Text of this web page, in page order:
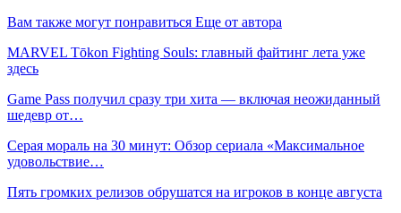
Вам также могут понравиться Еще от автора
MARVEL Tōkon Fighting Souls: главный файтинг лета уже
здесь
Game Pass получил сразу три хита — включая неожиданный
шедевр от…
Серая мораль на 30 минут: Обзор сериала «Максимальное
удовольствие…
Пять громких релизов обрушатся на игроков в конце августа